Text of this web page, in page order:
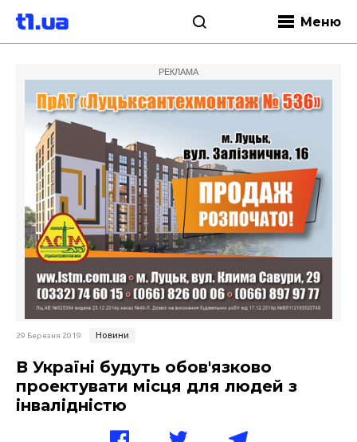
Меню
РЕКЛАМА
29 Березня 2019 Новини
В Україні будуть обов'язково
проектувати місця для людей з
інвалідністю